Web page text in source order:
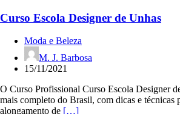
Curso Escola Designer de Unhas
Moda e Beleza
M. J. Barbosa
15/11/2021
O Curso Profissional Curso Escola Designer
mais completo do Brasil, com dicas e técnicas
alongamento de […]